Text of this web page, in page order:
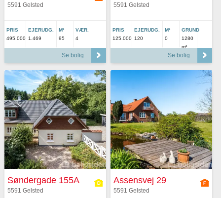
5591 Gelsted
PRIS
495.000
EJERUDG.
1.469
M²
95
VÆR.
4
Se bolig
5591 Gelsted
PRIS
125.000
EJERUDG.
120
M²
0
GRUND
1280
m²
Se bolig
Søndergade 155A
5591 Gelsted
Assensvej 29
5591 Gelsted